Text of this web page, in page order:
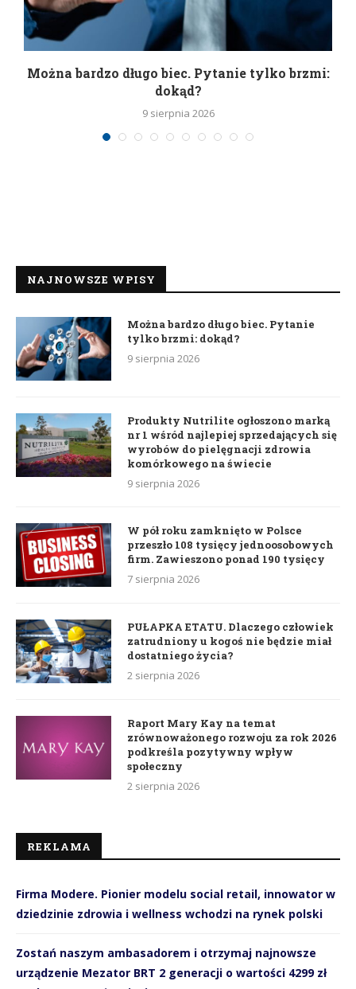
Można bardzo długo biec. Pytanie tylko brzmi:
dokąd?
9 sierpnia 2026
NAJNOWSZE WPISY
Można bardzo długo biec. Pytanie
tylko brzmi: dokąd?
9 sierpnia 2026
Produkty Nutrilite ogłoszono marką
nr 1 wśród najlepiej sprzedających się
wyrobów do pielęgnacji zdrowia
komórkowego na świecie
9 sierpnia 2026
W pół roku zamknięto w Polsce
przeszło 108 tysięcy jednoosobowych
firm. Zawieszono ponad 190 tysięcy
7 sierpnia 2026
PUŁAPKA ETATU. Dlaczego człowiek
zatrudniony u kogoś nie będzie miał
dostatniego życia?
2 sierpnia 2026
Raport Mary Kay na temat
zrównoważonego rozwoju za rok 2026
podkreśla pozytywny wpływ
społeczny
2 sierpnia 2026
REKLAMA
Firma Modere. Pionier modelu social retail, innowator w
dziedzinie zdrowia i wellness wchodzi na rynek polski
Zostań naszym ambasadorem i otrzymaj najnowsze
urządzenie Mezator BRT 2 generacji o wartości 4299 zł